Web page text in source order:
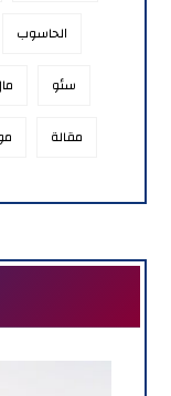
الحاسوب
سئو
مقالة